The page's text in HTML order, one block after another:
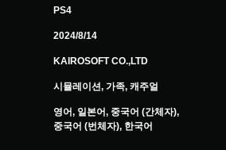
PS4
2024/8/14
KAIROSOFT CO.,LTD
시뮬레이션, 가족, 캐주얼
영어, 일본어, 중국어 (간체자),
중국어 (번체자), 한국어